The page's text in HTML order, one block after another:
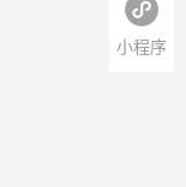
小程序